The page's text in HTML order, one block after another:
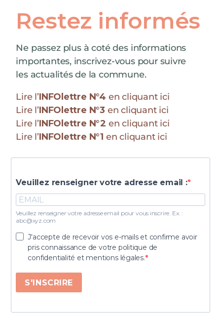
Restez informés
Ne passez plus à coté des informations
importantes, inscrivez-vous pour suivre
les actualités de la commune.
Lire l’INFOlettre N°4 en cliquant ici
Lire l’INFOlettre N°3 en cliquant ici
Lire l’INFOlettre N°2 en cliquant ici
Lire l’INFOlettre N°1 en cliquant ici
Veuillez renseigner votre adresse email :
Veuillez renseigner votre adresse email pour vous inscrire. Ex. :
abc@xyz.com
J'accepte de recevoir vos e-mails et confirme avoir
pris connaissance de votre politique de
confidentialité et mentions légales.
S'INSCRIRE